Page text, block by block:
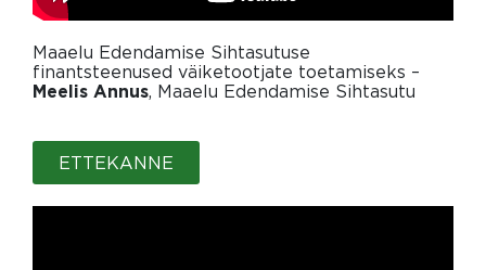
Maaelu Edendamise Sihtasutuse
finantsteenused väiketootjate toetamiseks –
Meelis Annus, Maaelu Edendamise Sihtasutu
ETTEKANNE